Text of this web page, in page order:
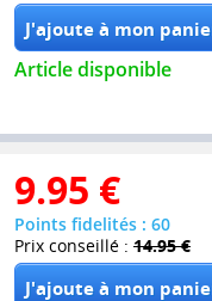
Article disponible
9.95 €
Points fidelités : 60
Prix conseillé : 14.95 €